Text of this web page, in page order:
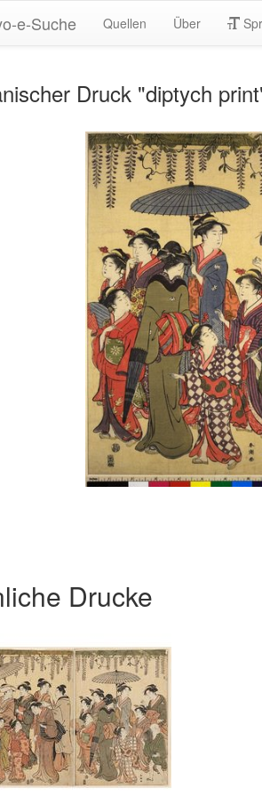
e-Suche Quellen Über
Druck "diptych
Drucke